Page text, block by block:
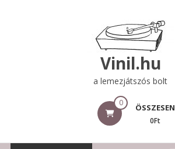
Vinil.hu
a lemezjátszós bolt
0 ÖSSZESEN
0Ft